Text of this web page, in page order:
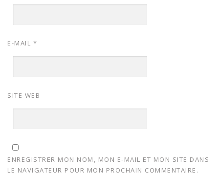
E-MAIL *
SITE WEB
ENREGISTRER MON NOM, MON E-MAIL ET MON SITE DANS
LE NAVIGATEUR POUR MON PROCHAIN COMMENTAIRE.